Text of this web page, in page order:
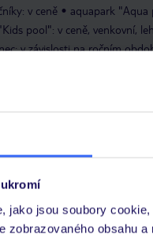
jako jsou soubory
zobrazovaného obsahu
v ceně
aquapark "Aqua
pool": v ceně, venkovní,
v závislosti na ročním
lehátka: v ceně,
posilovna: denně 08:00 -
10:00 - 19:00 hammam